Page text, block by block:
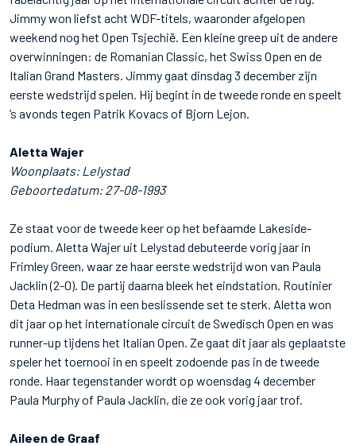
Jimmy won liefst acht WDF-titels, waaronder afgelopen
weekend nog het Open Tsjechië. Een kleine greep uit de andere
overwinningen: de Romanian Classic, het Swiss Open en de
Italian Grand Masters. Jimmy gaat dinsdag 3 december zijn
eerste wedstrijd spelen. Hij begint in de tweede ronde en speelt
’s avonds tegen Patrik Kovacs of Bjorn Lejon.
Aletta Wajer
Woonplaats: Lelystad
Geboortedatum: 27-08-1993
Ze staat voor de tweede keer op het befaamde Lakeside-
podium. Aletta Wajer uit Lelystad debuteerde vorig jaar in
Frimley Green, waar ze haar eerste wedstrijd won van Paula
Jacklin (2-0). De partij daarna bleek het eindstation. Routinier
Deta Hedman was in een beslissende set te sterk. Aletta won
dit jaar op het internationale circuit de Swedisch Open en was
runner-up tijdens het Italian Open. Ze gaat dit jaar als geplaatste
speler het toernooi in en speelt zodoende pas in de tweede
ronde. Haar tegenstander wordt op woensdag 4 december
Paula Murphy of Paula Jacklin, die ze ook vorig jaar trof.
Aileen de Graaf